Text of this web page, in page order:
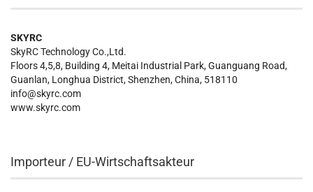
SKYRC
SkyRC Technology Co.,Ltd.
Floors 4,5,8, Building 4, Meitai Industrial Park, Guanguang Road,
Guanlan, Longhua District, Shenzhen, China, 518110
info@skyrc.com
www.skyrc.com
Importeur / EU-Wirtschaftsakteur